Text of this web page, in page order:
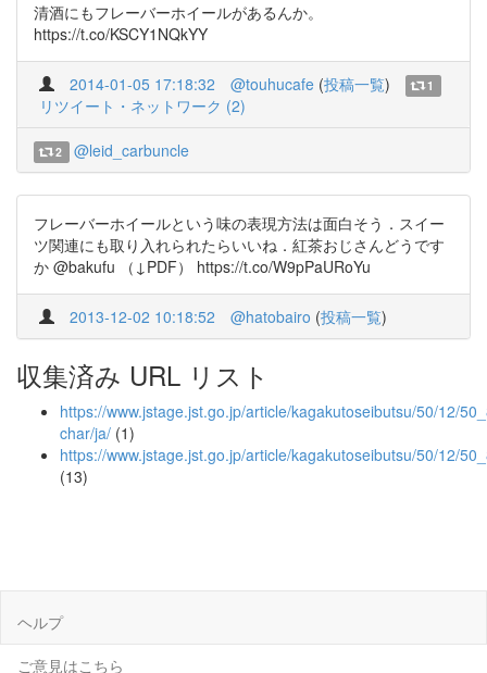
清酒にもフレーバーホイールがあるんか。
https://t.co/KSCY1NQkYY
2014-01-05 17:18:32 @touhucafe (投稿一覧) 1
リツイート・ネットワーク (2)
2 @leid_carbuncle
フレーバーホイールという味の表現方法は面白そう．スイー
ツ関連にも取り入れられたらいいね．紅茶おじさんどうです
か @bakufu （↓PDF） https://t.co/W9pPaURoYu
2013-12-02 10:18:52 @hatobairo (投稿一覧)
収集済み URL リスト
https://www.jstage.jst.go.jp/article/kagakutoseibutsu/50/12/
char/ja/ (1)
https://www.jstage.jst.go.jp/article/kagakutoseibutsu/50/12/
(13)
ヘルプ
ご意見はこちら